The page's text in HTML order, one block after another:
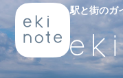
駅と街のガ